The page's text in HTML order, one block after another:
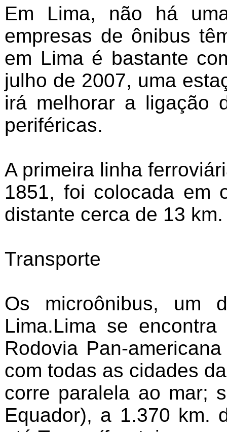
Em Lima, não há
empresas de ônibus
em Lima é bastante
julho de 2007, uma
irá melhorar a ligação
periféricas.
A primeira linha
1851, foi colocada em
distante cerca de 13 km.
Transporte
Os microônibus, um
Lima.Lima se
Rodovia Pan-
com todas as cidades
corre paralela ao mar;
Equador), a 1.370 km.